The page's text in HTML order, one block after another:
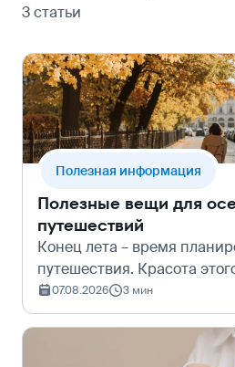
3 статьи
Полезная информация
Полезные вещи для
путешествий
Конец лета – время
путешествия. Красота
неоспорима, но, к
сопряжена с погодными
Солнце слишком быстро
07.08.2026 3 мин